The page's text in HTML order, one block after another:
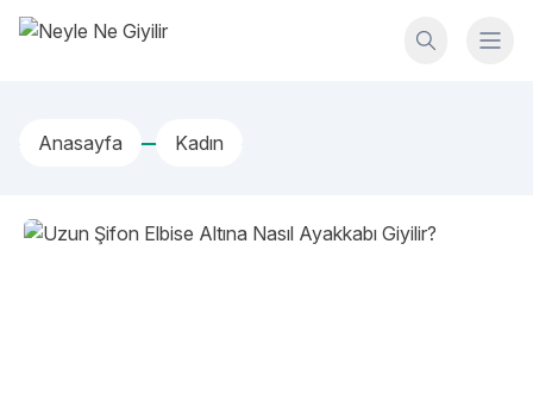
İçeriğe geç
Neyle Ne Giyilir
Anasayfa Kadın